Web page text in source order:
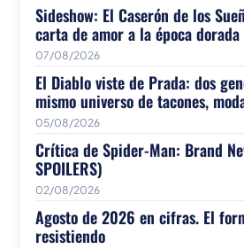
Sideshow: El Caserón de los
carta de amor a la época
07/08/2026
El Diablo viste de Prada: dos
mismo universo de tacones,
05/08/2026
Crítica de Spider-Man: Brand
SPOILERS)
02/08/2026
Agosto de 2026 en cifras. El
resistiendo